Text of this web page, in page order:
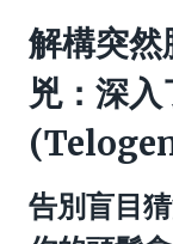
解構突然
兇：深
告別盲目